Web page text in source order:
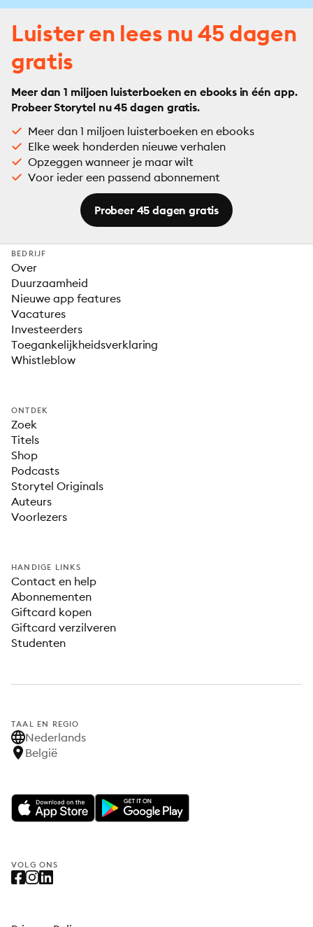
Luister en lees nu 45 dagen
gratis
Meer dan 1 miljoen luisterboeken en ebooks in één app.
Probeer Storytel nu 45 dagen gratis.
Meer dan 1 miljoen luisterboeken en ebooks
Elke week honderden nieuwe verhalen
Opzeggen wanneer je maar wilt
Voor ieder een passend abonnement
Probeer 45 dagen gratis
BEDRIJF
Over
Duurzaamheid
Nieuwe app features
Vacatures
Investeerders
Toegankelijkheidsverklaring
Whistleblow
ONTDEK
Zoek
Titels
Shop
Podcasts
Storytel Originals
Auteurs
Voorlezers
HANDIGE LINKS
Contact en help
Abonnementen
Giftcard kopen
Giftcard verzilveren
Studenten
TAAL EN REGIO
Nederlands
België
VOLG ONS